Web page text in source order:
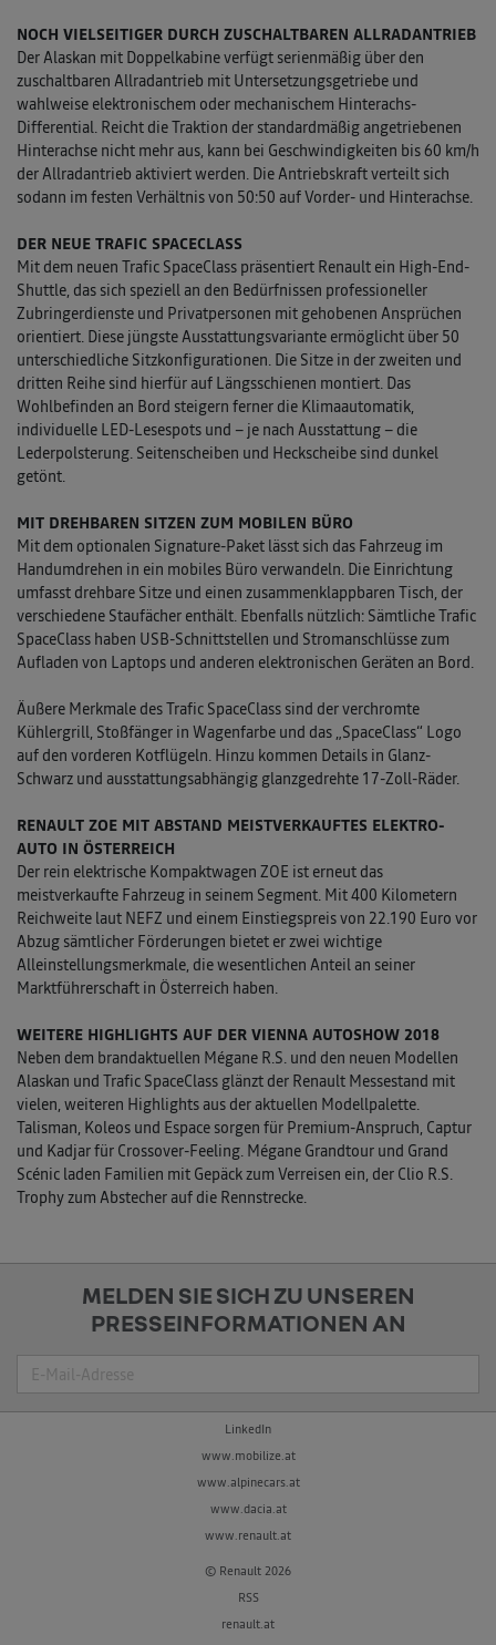
NOCH VIELSEITIGER DURCH ZUSCHALTBAREN ALLRADANTRIEB
Der Alaskan mit Doppelkabine verfügt serienmäßig über den
zuschaltbaren Allradantrieb mit Untersetzungsgetriebe und
wahlweise elektronischem oder mechanischem Hinterachs-
Differential. Reicht die Traktion der standardmäßig angetriebenen
Hinterachse nicht mehr aus, kann bei Geschwindigkeiten bis 60 km/h
der Allradantrieb aktiviert werden. Die Antriebskraft verteilt sich
sodann im festen Verhältnis von 50:50 auf Vorder- und Hinterachse.
DER NEUE TRAFIC SPACECLASS
Mit dem neuen Trafic SpaceClass präsentiert Renault ein High-End-
Shuttle, das sich speziell an den Bedürfnissen professioneller
Zubringerdienste und Privatpersonen mit gehobenen Ansprüchen
orientiert. Diese jüngste Ausstattungsvariante ermöglicht über 50
unterschiedliche Sitzkonfigurationen. Die Sitze in der zweiten und
dritten Reihe sind hierfür auf Längsschienen montiert. Das
Wohlbefinden an Bord steigern ferner die Klimaautomatik,
individuelle LED-Lesespots und – je nach Ausstattung – die
Lederpolsterung. Seitenscheiben und Heckscheibe sind dunkel
getönt.
MIT DREHBAREN SITZEN ZUM MOBILEN BÜRO
Mit dem optionalen Signature-Paket lässt sich das Fahrzeug im
Handumdrehen in ein mobiles Büro verwandeln. Die Einrichtung
umfasst drehbare Sitze und einen zusammenklappbaren Tisch, der
verschiedene Staufächer enthält. Ebenfalls nützlich: Sämtliche Trafic
SpaceClass haben USB-Schnittstellen und Stromanschlüsse zum
Aufladen von Laptops und anderen elektronischen Geräten an Bord.
Äußere Merkmale des Trafic SpaceClass sind der verchromte
Kühlergrill, Stoßfänger in Wagenfarbe und das „SpaceClass“ Logo
auf den vorderen Kotflügeln. Hinzu kommen Details in Glanz-
Schwarz und ausstattungsabhängig glanzgedrehte 17-Zoll-Räder.
RENAULT ZOE MIT ABSTAND MEISTVERKAUFTES ELEKTRO-
AUTO IN ÖSTERREICH
Der rein elektrische Kompaktwagen ZOE ist erneut das
meistverkaufte Fahrzeug in seinem Segment. Mit 400 Kilometern
Reichweite laut NEFZ und einem Einstiegspreis von 22.190 Euro vor
Abzug sämtlicher Förderungen bietet er zwei wichtige
Alleinstellungsmerkmale, die wesentlichen Anteil an seiner
Marktführerschaft in Österreich haben.
WEITERE HIGHLIGHTS AUF DER VIENNA AUTOSHOW 2018
Neben dem brandaktuellen Mégane R.S. und den neuen Modellen
Alaskan und Trafic SpaceClass glänzt der Renault Messestand mit
vielen, weiteren Highlights aus der aktuellen Modellpalette.
Talisman, Koleos und Espace sorgen für Premium-Anspruch, Captur
und Kadjar für Crossover-Feeling. Mégane Grandtour und Grand
Scénic laden Familien mit Gepäck zum Verreisen ein, der Clio R.S.
Trophy zum Abstecher auf die Rennstrecke.
MELDEN SIE SICH ZU UNSEREN
PRESSEINFORMATIONEN AN
Suche
LinkedIn
www.mobilize.at
www.alpinecars.at
www.dacia.at
www.renault.at
© Renault 2026
RSS
renault.at